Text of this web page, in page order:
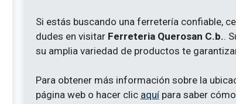
Si estás buscando una ferretería confiable,
dudes en visitar Ferreteria Querosan C.b..
su amplia variedad de productos te
Para obtener más información sobre la
página web o hacer clic aquípara saber